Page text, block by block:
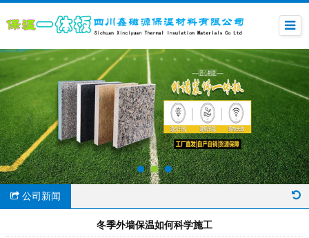
公司新闻
冬季外墙保温如何科学施工